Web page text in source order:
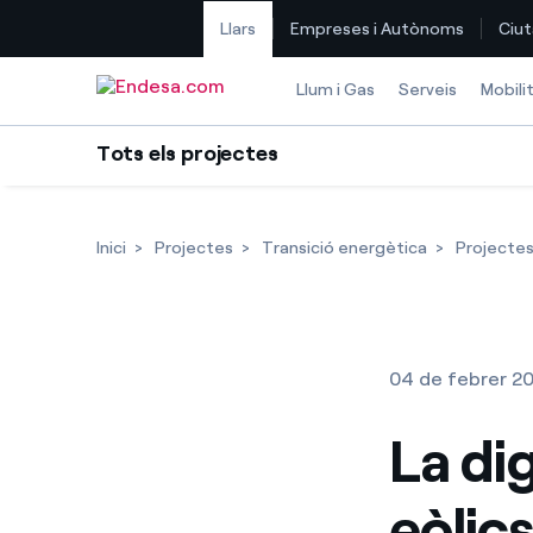
Llars Empreses i Autònoms
Llum i Gas Serveis
Tots els projectes
Inici Projectes Transició energètica
04 de febrer
La